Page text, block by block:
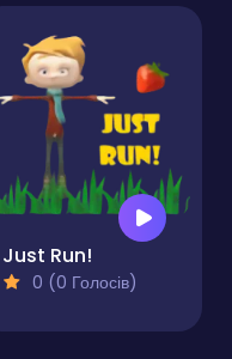
Just Run!
0 (0 Голосів)